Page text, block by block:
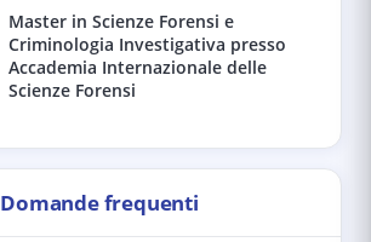
Master in Scienze Forensi e
Criminologia Investigativa presso
Accademia Internazionale delle
Scienze Forensi
Domande frequenti